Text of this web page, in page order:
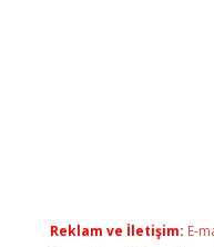
Reklam ve İletişim: E-